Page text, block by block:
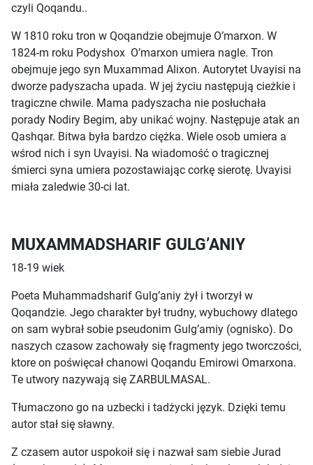
czyli Qoqandu..
W 1810 roku tron w Qoqandzie obejmuje O’marxon. W
1824-m roku Podyshox O’marxon umiera nagle. Tron
obejmuje jego syn Muxammad Alixon. Autorytet Uvayisi na
dworze padyszacha upada. W jej życiu następują cieżkie i
tragiczne chwile. Mama padyszacha nie posłuchała
porady Nodiry Begim, aby unikać wojny. Następuje atak an
Qashqar. Bitwa była bardzo ciężka. Wiele osob umiera a
wśrod nich i syn Uvayisi. Na wiadomość o tragicznej
śmierci syna umiera pozostawiając corkę sierotę. Uvayisi
miała zaledwie 30-ci lat.
MUXAMMADSHARIF GULG’ANIY
18-19 wiek
Poeta Muhammadsharif Gulg’aniy żył i tworzył w
Qoqandzie. Jego charakter był trudny, wybuchowy dlatego
on sam wybrał sobie pseudonim Gulg’amiy (ognisko). Do
naszych czasow zachowały się fragmenty jego tworczości,
ktore on poświęcał chanowi Qoqandu Emirowi Omarxona.
Te utwory nazywają się ZARBULMASAL.
Tłumaczono go na uzbecki i tadżycki język. Dzięki temu
autor stał się sławny.
Z czasem autor uspokoił się i nazwał sam siebie Jurad